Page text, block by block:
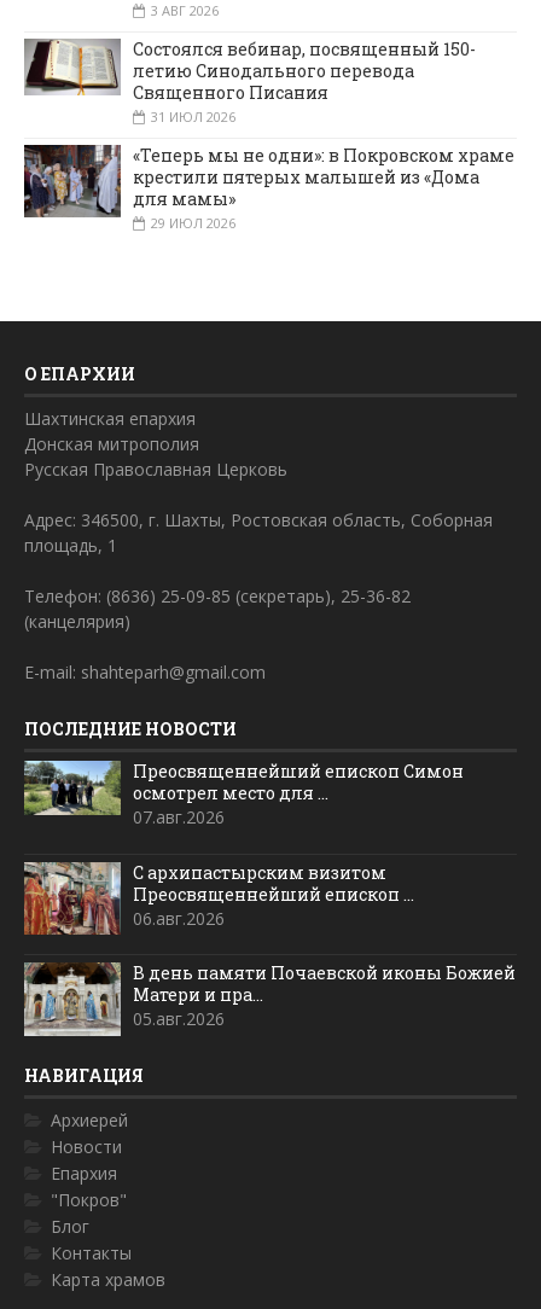
3 АВГ 2026
Состоялся вебинар, посвященный 150-
летию Синодального перевода
Священного Писания
31 ИЮЛ 2026
«Теперь мы не одни»: в Покровском храме
крестили пятерых малышей из «Дома
для мамы»
29 ИЮЛ 2026
О ЕПАРХИИ
Шахтинская епархия
Донская митрополия
Русская Православная Церковь
Адрес: 346500, г. Шахты, Ростовская область, Соборная
площадь, 1
Телефон: (8636) 25-09-85 (секретарь), 25-36-82
(канцелярия)
E-mail: shahteparh@gmail.com
ПОСЛЕДНИЕ НОВОСТИ
Преосвященнейший епископ Симон
осмотрел место для ...
07.авг.2026
С архипастырским визитом
Преосвященнейший епископ ...
06.авг.2026
В день памяти Почаевской иконы Божией
Матери и пра...
05.авг.2026
НАВИГАЦИЯ
Архиерей
Новости
Епархия
"Покров"
Блог
Контакты
Карта храмов